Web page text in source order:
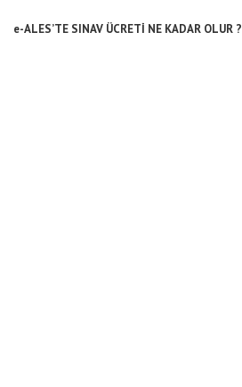
e-ALES’TE SINAV ÜCRETİ NE KADAR OLUR ?